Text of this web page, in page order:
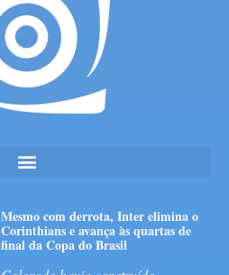
Mesmo com derrota, Inter elimina o
Corinthians e avança às quartas de
final da Copa do Brasil